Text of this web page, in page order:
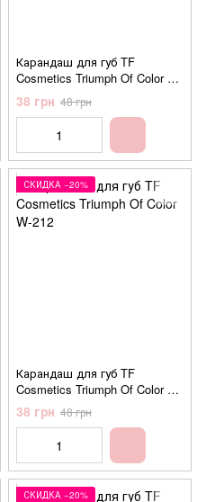
Карандаш для губ TF
Cosmetics Triumph Of Color W-
212 №211 Maroon (бордовый)
38 грн 48 грн
СКИДКА −20%
Карандаш для губ TF
Cosmetics Triumph Of Color W-
212 №213 Plum (сливовый)
38 грн 48 грн
СКИДКА −20%